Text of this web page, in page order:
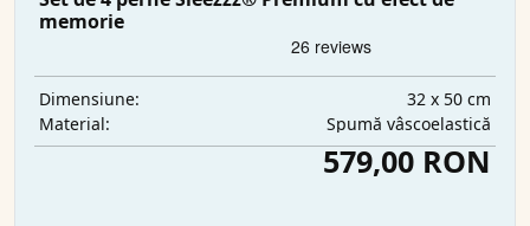
memorie
Dimensiune:
32 x 50 cm
Material:
Spumă vâscoelastică
579,00 RON